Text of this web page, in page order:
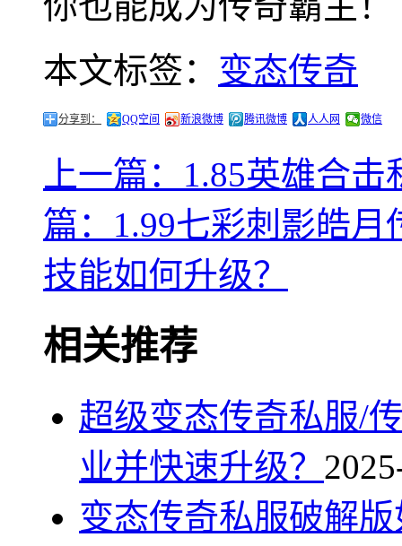
本文标签： 变态传奇
分享到： QQ空间 新浪微博 腾讯微博 人人网 微信
上一篇：1.85英雄合
篇：1.99七彩刺影皓
技能如何升级？
相关推荐
超级变态传奇私服/
业并快速升级？
变态传奇私服破解